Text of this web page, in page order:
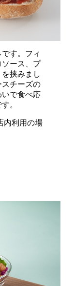
す。フィ
ソース、プ
挟みまし
チーズの
いで食べ応
。
内利用の場